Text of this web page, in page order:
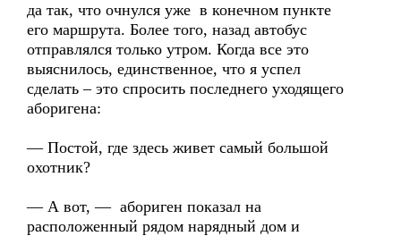
да так, что очнулся уже в конечном пункте
его маршрута. Более того, назад автобус
отправлялся только утром. Когда все это
выяснилось, единственное, что я успел
сделать – это спросить последнего уходящего
аборигена:
— Постой, где здесь живет самый большой
охотник?
— А вот, — абориген показал на
расположенный рядом нарядный дом и